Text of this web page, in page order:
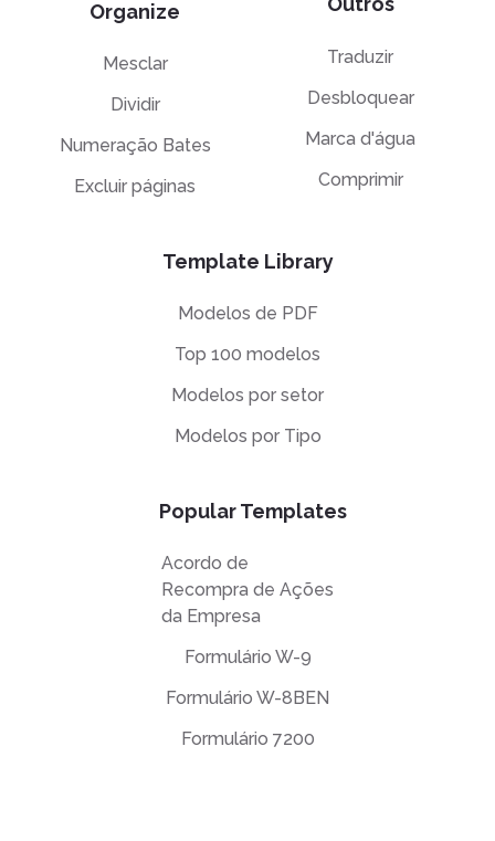
Organize
Mesclar
Dividir
Numeração Bates
Excluir páginas
Traduzir
Desbloquear
Marca d'água
Comprimir
Template Library
Modelos de PDF
Top 100 modelos
Modelos por setor
Modelos por Tipo
Popular Templates
Acordo de
Recompra de Ações
da Empresa
Formulário W-9
Formulário W-8BEN
Formulário 7200